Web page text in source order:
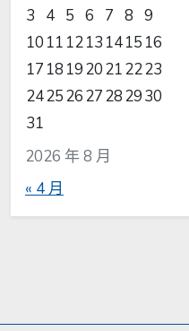
2026 年 8 月
3
4 5 6 7 8 9
10 11 1213 1415 16
17 18 1920212223
24252627282930
31
« 4 月